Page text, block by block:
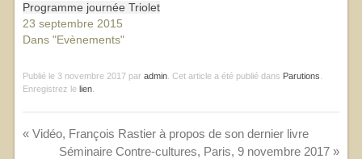
Programme journée Triolet
23 septembre 2015
Dans "Evènements"
Publié le 3 novembre 2017 par admin. Cet article a été publié dans Parutions
Enregistrez le lien.
«Vidéo, François Rastier à propos de son dernier livre
Séminaire Contre-cultures, Paris, 9 novembre 2017»